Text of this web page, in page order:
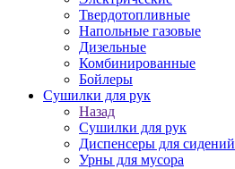
Твердотопливные
Напольные газовые
Дизельные
Комбинированные
Бойлеры
Сушилки для рук
Назад
Сушилки для рук
Диспенсеры для сидений
Урны для мусора